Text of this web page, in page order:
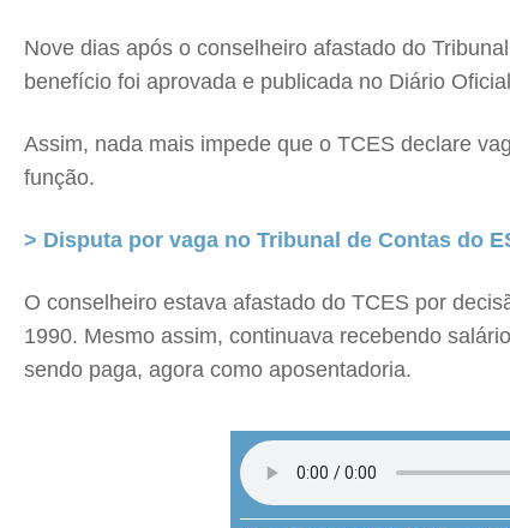
Nove dias após o conselheiro afastado do
benefício foi aprovada e publicada no Diário
Assim, nada mais impede que o TCES declare
função.
> Disputa por vaga no Tribunal de Contas do
O conselheiro estava afastado do TCES por
1990. Mesmo assim, continuava recebendo
sendo paga, agora como aposentadoria.